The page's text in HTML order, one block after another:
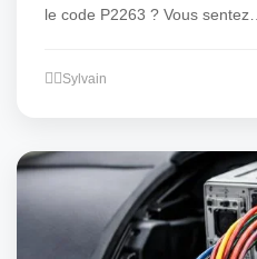
le code P2263 ? Vous sentez…
Sylvain